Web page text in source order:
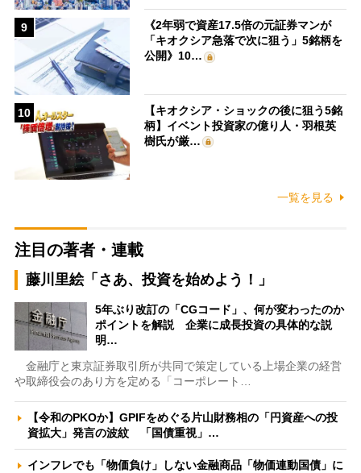
9
《2年弱で資産17.5倍の元証券マンが
「キオクシア急落で次に狙う」5銘柄を
公開》10…
10
【キオクシア・ショックの後に狙う5銘
柄】イベント投資家の億り人・羽根英
樹氏が厳…
一覧を見る
注目の著者・連載
藤川里絵「さあ、投資を始めよう！」
5年ぶり改訂の「CGコード」、何が変わったのか
ポイントを解説 企業に成長投資の具体的な説
明…
金融庁と東京証券取引所が共同で策定している上場企業の経営
や取締役会のあり方を定める「コーポレート…
【令和のPKOか】GPIFをめぐる片山財務相の「円資産への投
資拡大」発言の波紋 「国債重視」…
インフレでも「物価負け」しない金融商品「物価連動国債」に